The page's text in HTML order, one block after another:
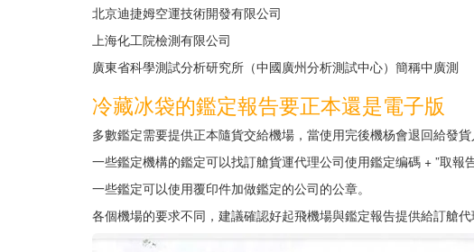
北京迪捷姆空運技術開發有限公司
上海化工院檢測有限公司
廣東省科學測試分析研究所（中國廣州分析測試中心）簡稱中廣測
冷藏冰袋的鑑定報告要正本還是電子版
多數鑑定需要提供正本隨貨交給機場，當使用完後機杨會退回給發貨
一些鑑定機構的鑑定可以找訂艙貨運代理公司使用鑑定编碼 + ”取
一些鑑定可以使用覆印件加做鑑定的公司的公章。
各個機場的要求不同，建議確認好起飛機場與鑑定報告提供給訂艙代